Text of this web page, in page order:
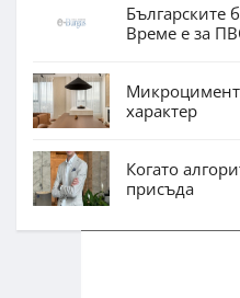
Българските
Време е за
характер
Когато
присъда